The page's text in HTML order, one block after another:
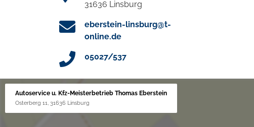
31636 Linsburg
eberstein-linsburg@t-
online.de
05027/537
Autoservice u. Kfz-Meisterbetrieb Thomas Eberstein
Osterberg 11, 31636 Linsburg